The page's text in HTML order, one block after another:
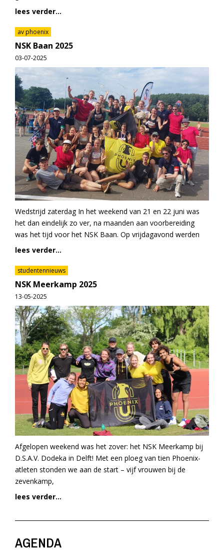
lees verder...
av phoenix
NSK Baan 2025
03-07-2025
Wedstrijd zaterdag In het weekend van 21 en 22 juni was
het dan eindelijk zo ver, na maanden aan voorbereiding
was het tijd voor het NSK Baan. Op vrijdagavond werden
lees verder...
studentennieuws
NSK Meerkamp 2025
13-05-2025
Afgelopen weekend was het zover: het NSK Meerkamp bij
D.S.A.V. Dodeka in Delft! Met een ploeg van tien Phoenix-
atleten stonden we aan de start – vijf vrouwen bij de
zevenkamp,
lees verder...
AGENDA